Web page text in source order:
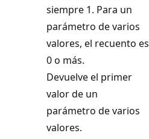
siempre 1. Para un
parámetro de varios
valores, el recuento es
0 o más.
Devuelve el primer
valor de un
parámetro de varios
valores.